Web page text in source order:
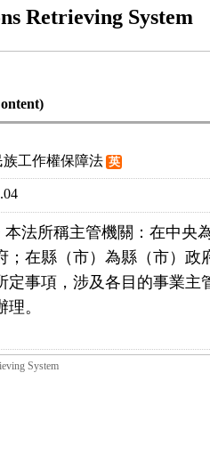
Retrieving System
族工作權保障法 英
本法所稱主管機關：在中央
；在縣（市）為縣（市）政
定事項，涉及各目的事業主
理。
System